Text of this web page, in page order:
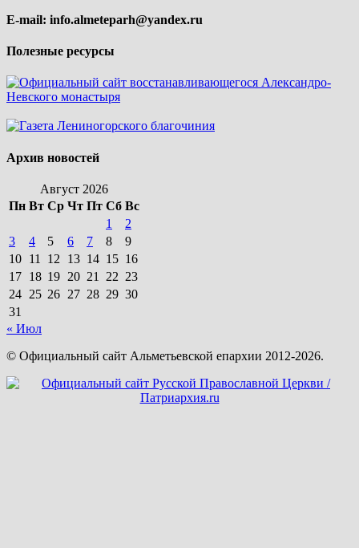
E-mail: info.almeteparh@yandex.ru
Полезные ресурсы
Архив новостей
Август 2026
Пн Вт Ср Чт Пт Сб Вс
1
2
3
4 5 6 7 8
9
10 11 12 13 14 15 16
17 18 19 20 21 22 23
24 25 26 27 28 29 30
31
« Июл
© Официальный сайт Альметьевской епархии 2012-2026.